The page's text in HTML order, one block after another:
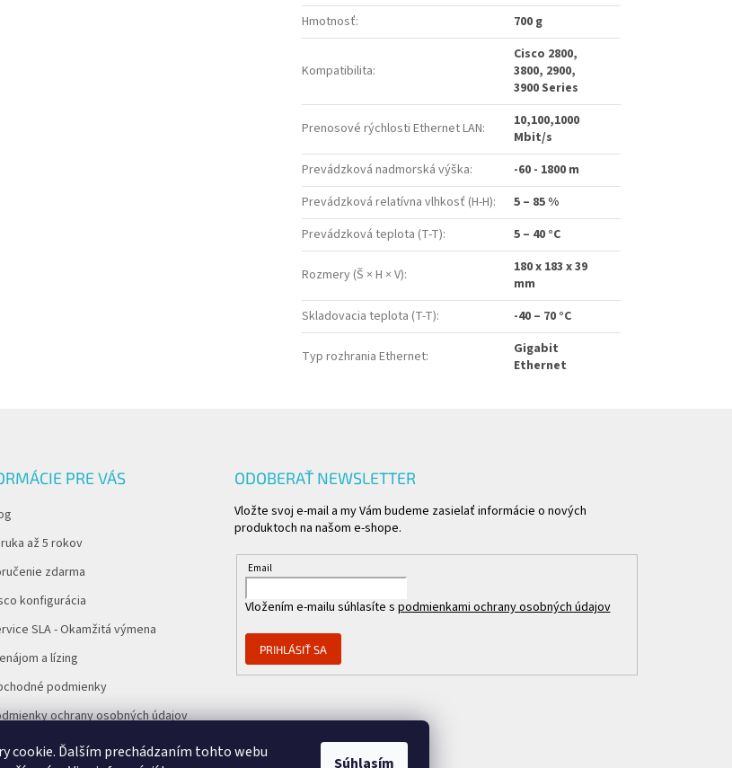
cookie. Ďalším prechádzaním tohto webu
Súhlasím
Hmotnosť: 700 g
Kompatibilita:
Cisco 2800,
3800, 2900,
3900 Series
Prenosové rýchlosti Ethernet LAN:
10,100,1000
Mbit/s
Prevádzková nadmorská výška:
-60 - 1800 m
Prevádzková relatívna vlhkosť (H-H):
5 – 85 %
Prevádzková teplota (T-T): 5 – 40 °C
Rozmery (Š × H × V):
180 x 183 x 39
mm
Skladovacia teplota (T-T): -40 – 70 °C
Typ rozhrania Ethernet:
Gigabit
Ethernet
PRE VÁS
až 5 rokov
zdarma
konfigurácia
SLA - Okamžitá výmena
a lízing
podmienky
ochrany osobných údajov
ODOBERAŤ NEWSLETTER
Vložte svoj e-mail a my Vám budeme zasielať informácie o nových
produktoch na našom e-shope.
Email
Vložením e-mailu súhlasíte s podmienkami ochrany osobných údajov
PRIHLÁSIŤ SA